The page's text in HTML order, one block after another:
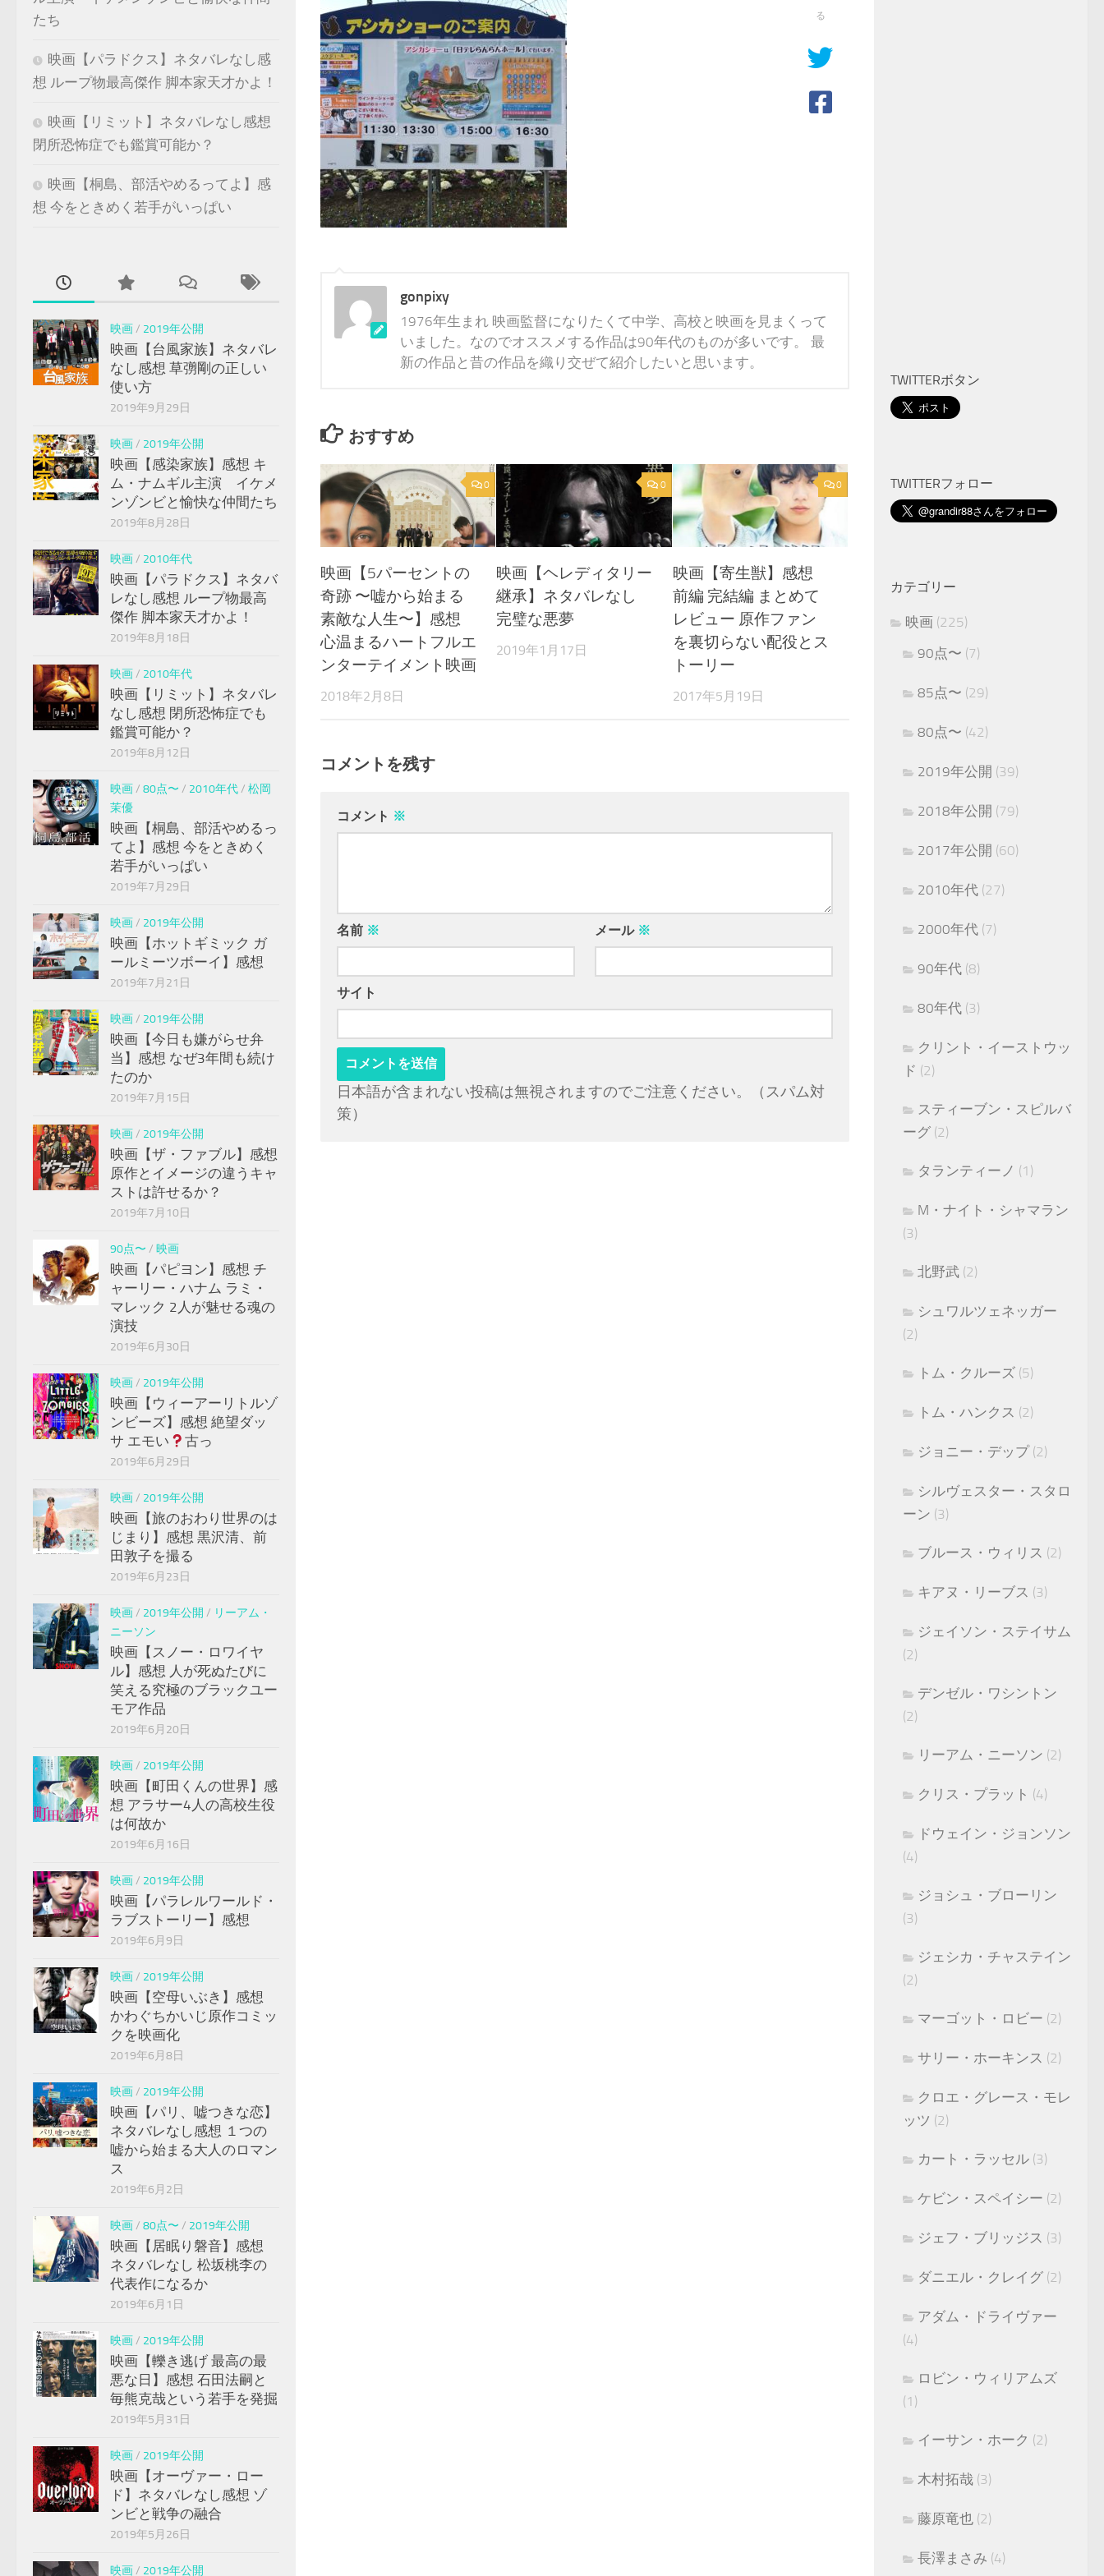
る
gonpixy
1976年生まれ 映画監督になりたくて中学、高校と映画を見まくって
いました。なのでオススメする作品は90年代のものが多いです。 最
新の作品と昔の作品を織り交ぜて紹介したいと思います。
おすすめ
0
映画【5パーセントの
奇跡 〜嘘から始まる
素敵な人生〜】感想
心温まるハートフルエ
ンターテイメント映画
2018年2月8日
0
映画【ヘレディタリー
継承】ネタバレなし
完璧な悪夢
2019年1月17日
0
映画【寄生獣】感想
前編 完結編 まとめて
レビュー 原作ファン
を裏切らない配役とス
トーリー
2017年5月19日
コメントを残す
コメント ※
名前 ※ メール ※
サイト
日本語が含まれない投稿は無視されますのでご注意ください。（スパム対
策）
たち
映画【パラドクス】ネタバレなし感
想 ループ物最高傑作 脚本家天才かよ！
映画【リミット】ネタバレなし感想
閉所恐怖症でも鑑賞可能か？
映画【桐島、部活やめるってよ】感
想 今をときめく若手がいっぱい
映画/ 2019年公開
映画【台風家族】ネタバレ
なし感想 草彅剛の正しい
使い方
2019年9月29日
映画/ 2019年公開
映画【感染家族】感想 キ
ム・ナムギル主演 イケメ
ンゾンビと愉快な仲間たち
2019年8月28日
映画/ 2010年代
映画【パラドクス】ネタバ
レなし感想 ループ物最高
傑作 脚本家天才かよ！
2019年8月18日
映画/ 2010年代
映画【リミット】ネタバレ
なし感想 閉所恐怖症でも
鑑賞可能か？
2019年8月12日
映画/ 80点〜 / 2010年代/ 松岡
茉優
映画【桐島、部活やめるっ
てよ】感想 今をときめく
若手がいっぱい
2019年7月29日
映画/ 2019年公開
映画【ホットギミック ガ
ールミーツボーイ】感想
2019年7月21日
映画/ 2019年公開
映画【今日も嫌がらせ弁
当】感想 なぜ3年間も続け
たのか
2019年7月15日
映画/ 2019年公開
映画【ザ・ファブル】感想
原作とイメージの違うキャ
ストは許せるか？
2019年7月10日
90点〜 / 映画
映画【パピヨン】感想 チ
ャーリー・ハナム ラミ・
マレック 2人が魅せる魂の
演技
2019年6月30日
映画/ 2019年公開
映画【ウィーアーリトルゾ
ンビーズ】感想 絶望ダッ
サ エモい
古っ
2019年6月29日
映画/ 2019年公開
映画【旅のおわり世界のは
じまり】感想 黒沢清、前
田敦子を撮る
2019年6月23日
映画/ 2019年公開 / リーアム・
ニーソン
映画【スノー・ロワイヤ
ル】感想 人が死ぬたびに
笑える究極のブラックユー
モア作品
2019年6月20日
映画/ 2019年公開
映画【町田くんの世界】感
想 アラサー4人の高校生役
は何故か
2019年6月16日
映画/ 2019年公開
映画【パラレルワールド・
ラブストーリー】感想
2019年6月9日
映画/ 2019年公開
映画【空母いぶき】感想
かわぐちかいじ原作コミッ
クを映画化
2019年6月8日
映画/ 2019年公開
映画【パリ、嘘つきな恋】
ネタバレなし感想 １つの
嘘から始まる大人のロマン
ス
2019年6月2日
映画/ 80点〜 / 2019年公開
映画【居眠り磐音】感想
ネタバレなし 松坂桃李の
代表作になるか
2019年6月1日
映画/ 2019年公開
映画【轢き逃げ 最高の最
悪な日】感想 石田法嗣と
毎熊克哉という若手を発掘
2019年5月31日
映画/ 2019年公開
映画【オーヴァー・ロー
ド】ネタバレなし感想 ゾ
ンビと戦争の融合
2019年5月26日
映画/ 2019年公開
TWITTERボタン
TWITTERフォロー
カテゴリー
映画 (225)
90点〜 (7)
85点〜 (29)
80点〜 (42)
2019年公開 (39)
2018年公開 (79)
2017年公開 (60)
2010年代 (27)
2000年代 (7)
90年代 (8)
80年代 (3)
クリント・イーストウッ
ド (2)
スティーブン・スピルバ
ーグ (2)
タランティーノ (1)
M・ナイト・シャマラン
(3)
北野武 (2)
シュワルツェネッガー
(2)
トム・クルーズ (5)
トム・ハンクス (2)
ジョニー・デップ(2)
シルヴェスター・スタロ
ーン (3)
ブルース・ウィリス (2)
キアヌ・リーブス (3)
ジェイソン・ステイサム
(2)
デンゼル・ワシントン
(2)
リーアム・ニーソン (2)
クリス・プラット (4)
ドウェイン・ジョンソン
(4)
ジョシュ・ブローリン
(3)
ジェシカ・チャステイン
(2)
マーゴット・ロビー (2)
サリー・ホーキンス (2)
クロエ・グレース・モレ
ッツ (2)
カート・ラッセル (3)
ケビン・スペイシー (2)
ジェフ・ブリッジス (3)
ダニエル・クレイグ (2)
アダム・ドライヴァー
(4)
ロビン・ウィリアムズ
(1)
イーサン・ホーク (2)
木村拓哉 (3)
藤原竜也 (2)
長澤まさみ (4)